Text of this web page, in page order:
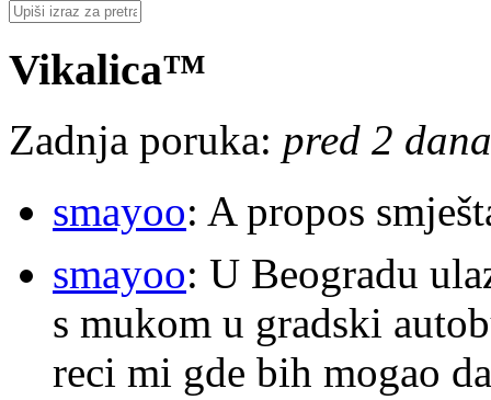
Vikalica™
Zadnja poruka: pred 2
smayoo: A propos
smayoo: U Beogradu
s mukom u gradski
reci mi gde bih mogao